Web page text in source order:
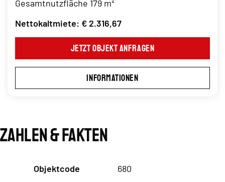
Gesamtnutzfläche 179 m²
Nettokaltmiete: € 2.316,67
Jetzt Objekt anfragen
Informationen
Zahlen & Fakten
Objektcode
680